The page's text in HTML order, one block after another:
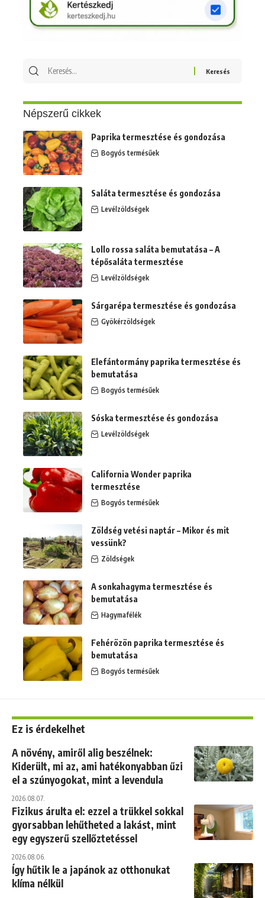
Keresés
Népszerű cikkek
Paprika termesztése és gondozása
Bogyós termésűek
Saláta termesztése és gondozása
Levélzöldségek
Lollo rossa saláta bemutatása – A
tépősaláta termesztése
Levélzöldségek
Sárgarépa termesztése és gondozása
Gyökérzöldségek
Elefántormány paprika termesztése és
bemutatása
Bogyós termésűek
Sóska termesztése és gondozása
Levélzöldségek
California Wonder paprika
termesztése
Bogyós termésűek
Zöldség vetési naptár – Mikor és mit
vessünk?
Zöldségek
A sonkahagyma termesztése és
bemutatása
Hagymafélék
Fehérözön paprika termesztése és
bemutatása
Bogyós termésűek
Ez is érdekelhet
A növény, amiről alig beszélnek:
Kiderült, mi az, ami hatékonyabban űzi
el a szúnyogokat, mint a levendula
2026.08.07.
Fizikus árulta el: ezzel a trükkel sokkal
gyorsabban lehűtheted a lakást, mint
egy egyszerű szellőztetéssel
2026.08.06.
Így hűtik le a japánok az otthonukat
klíma nélkül